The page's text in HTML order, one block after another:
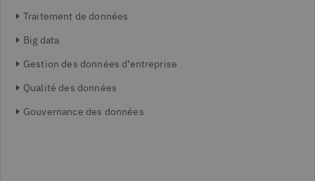
Traitement de données
Big data
Gestion des données d’entreprise
Qualité des données
Gouvernance des données